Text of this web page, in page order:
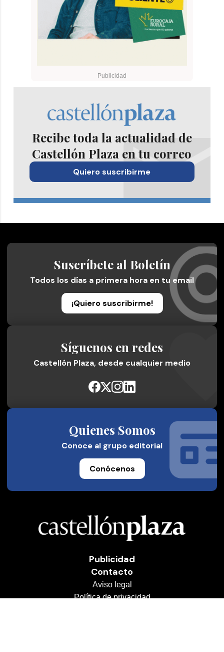
Recibe toda la actualidad de
Castellón Plaza en tu correo
Quiero suscribirme
Suscríbete al Boletín
Todos los días a primera hora en tu email
¡Quiero suscribirme!
Síguenos en redes
Castellón Plaza, desde cualquier medio
Quienes Somos
Conoce al grupo editorial
Conócenos
Publicidad
Contacto
Aviso legal
Política de privacidad